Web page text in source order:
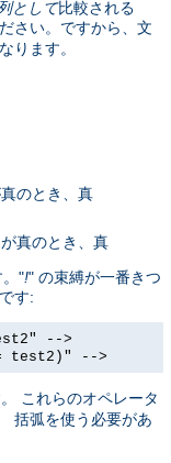
として比較される
さい。ですから、文
ります。
のとき、真
が真のとき、真
。"!" の束縛が一番きつ
す:
-->
test2)" -->
これらのオペレータ
括弧を使う必要があ